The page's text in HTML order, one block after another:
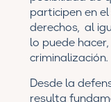
participen en
derechos, al
lo puede
criminalización.
Desde la
resulta